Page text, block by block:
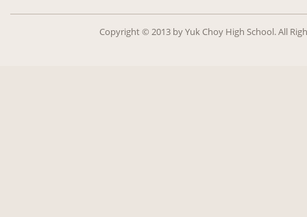
Copy­right © 2013 by Yuk Choy High School. All